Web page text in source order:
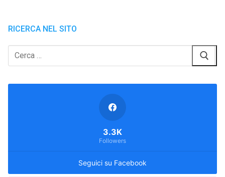
RICERCA NEL SITO
Cerca:
Seguici su Facebook
3.3K
Followers